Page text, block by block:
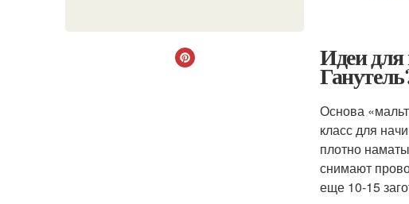
Идеи для
Основа
класс для
плотно
снимают
еще 10-15